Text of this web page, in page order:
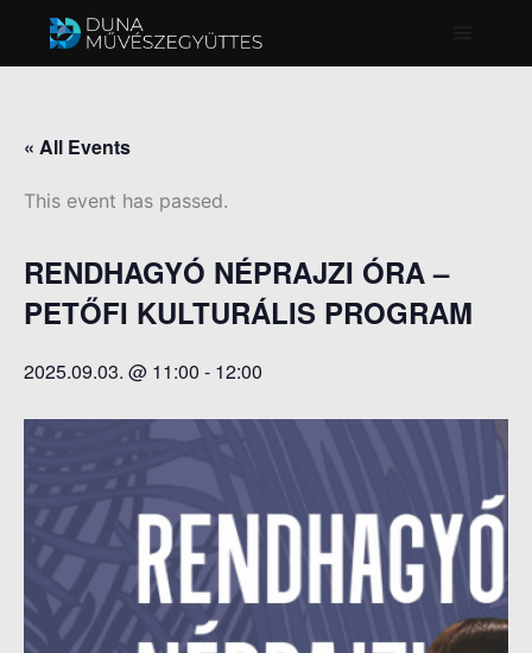
Főmenü
« All Events
This event has passed.
RENDHAGYÓ NÉPRAJZI ÓRA –
PETŐFI KULTURÁLIS PROGRAM
2025.09.03. @ 11:00 - 12:00